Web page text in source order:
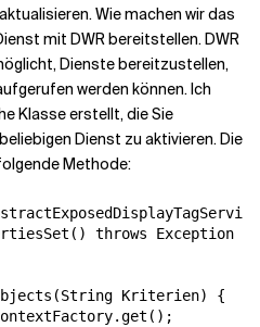
Wie machen wir das
mit DWR bereitstellen. DWR
Dienste bereitzustellen,
werden können. Ich
Klasse erstellt, die Sie
Dienst zu aktivieren. Die
Methode:
throws Exception {
Kriterien) {